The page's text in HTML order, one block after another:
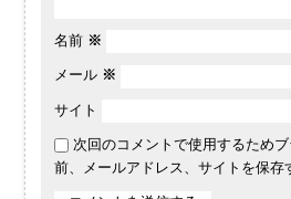
名前 ※
メール ※
サイト
次回のコメントで使用するため
前、メールアドレス、サイトを保存